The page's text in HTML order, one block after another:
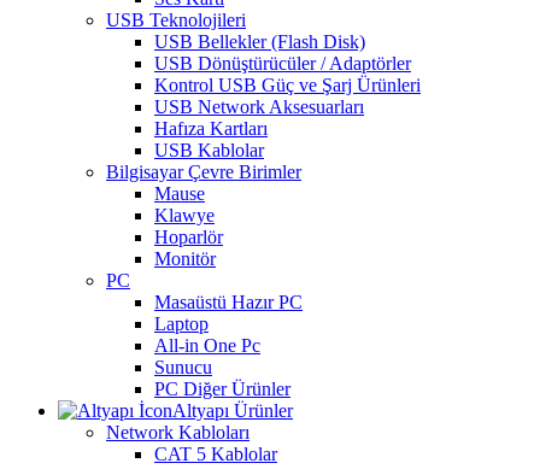
USB Teknolojileri
USB Bellekler (Flash Disk)
USB Dönüştürücüler / Adaptörler
Kontrol USB Güç ve Şarj Ürünleri
USB Network Aksesuarları
Hafıza Kartları
USB Kablolar
Bilgisayar Çevre Birimler
Mause
Klawye
Hoparlör
Monitör
PC
Masaüstü Hazır PC
Laptop
All-in One Pc
Sunucu
PC Diğer Ürünler
Altyapı Ürünler
Network Kabloları
CAT 5 Kablolar